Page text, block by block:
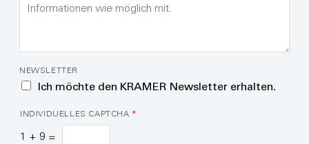
NEWSLETTER
Ich möchte den KRAMER Newsletter erhalten.
INDIVIDUELLES CAPTCHA *
1 + 9 =